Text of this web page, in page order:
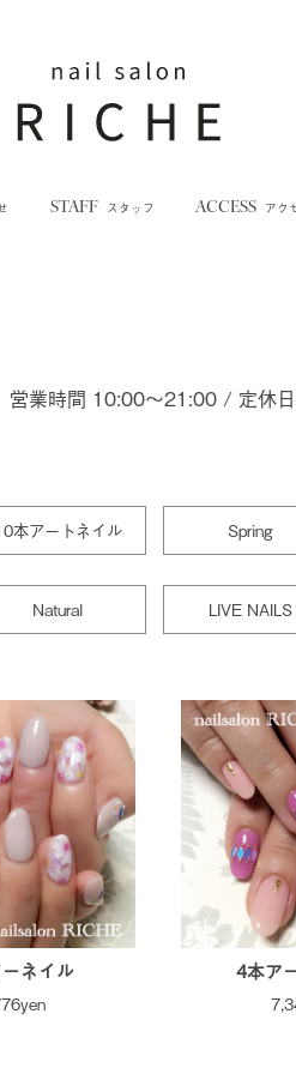
STAFF スタッフ ACCESS アク
業時間 10:00～21:00 / 定休日
本アートネイル Spring
Natural LIVE NAILS
ネイル 4本ア